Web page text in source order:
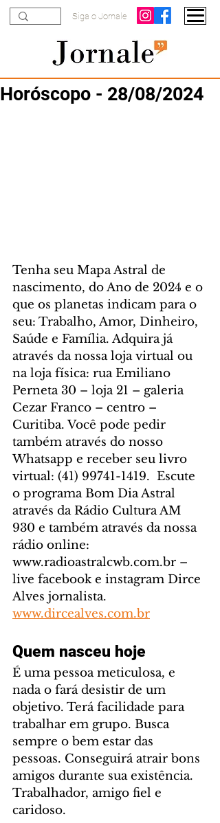
Siga o Jornale
Horóscopo - 28/08/2024
Tenha seu Mapa Astral de
nascimento, do Ano de 2024 e o
que os planetas indicam para o
seu: Trabalho, Amor, Dinheiro,
Saúde e Família. Adquira já
através da nossa loja virtual ou
na loja física: rua Emiliano
Perneta 30 – loja 21 – galeria
Cezar Franco – centro –
Curitiba. Você pode pedir
também através do nosso
Whatsapp e receber seu livro
virtual: (41) 99741-1419.  Escute
o programa Bom Dia Astral
através da Rádio Cultura AM
930 e também através da nossa
rádio online:
www.radioastralcwb.com.br –
live facebook e instagram Dirce
Alves jornalista.
www.dircealves.com.br
Quem nasceu hoje
É uma pessoa meticulosa, e
nada o fará desistir de um
objetivo. Terá facilidade para
trabalhar em grupo. Busca
sempre o bem estar das
pessoas. Conseguirá atrair bons
amigos durante sua existência.
Trabalhador, amigo fiel e
caridoso.